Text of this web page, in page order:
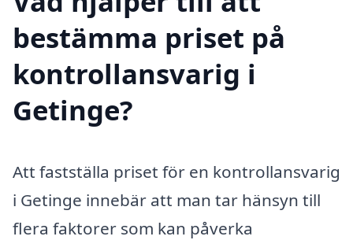
bestämma priset på
kontrollansvarig i
Getinge?
Att fastställa priset för en kontrollansvarig
i Getinge innebär att man tar hänsyn till
flera faktorer som kan påverka